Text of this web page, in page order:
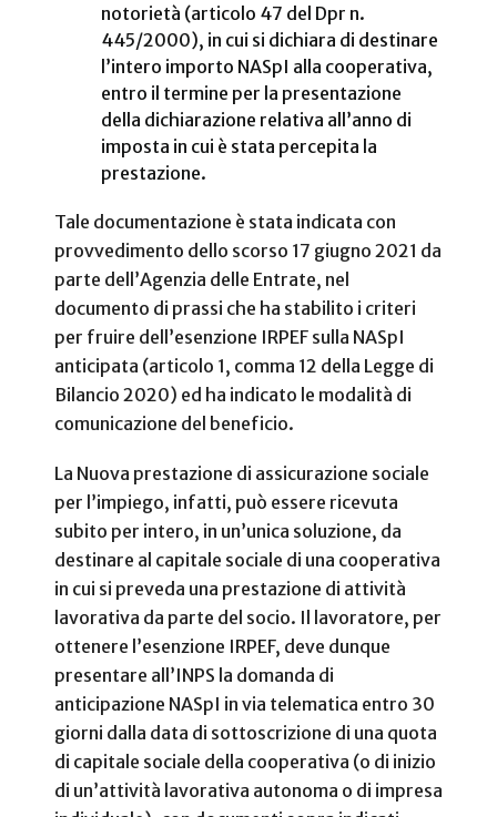
notorietà (articolo 47 del Dpr n.
445/2000), in cui si dichiara di destinare
l’intero importo NASpI alla cooperativa,
entro il termine per la presentazione
della dichiarazione relativa all’anno di
imposta in cui è stata percepita la
prestazione.
Tale documentazione è stata indicata con
provvedimento dello scorso 17 giugno 2021 da
parte dell’Agenzia delle Entrate, nel
documento di prassi che ha stabilito i criteri
per fruire dell’esenzione IRPEF sulla NASpI
anticipata (articolo 1, comma 12 della Legge di
Bilancio 2020) ed ha indicato le modalità di
comunicazione del beneficio.
La Nuova prestazione di assicurazione sociale
per l’impiego, infatti, può essere ricevuta
subito per intero, in un’unica soluzione, da
destinare al capitale sociale di una cooperativa
in cui si preveda una prestazione di attività
lavorativa da parte del socio. Il lavoratore, per
ottenere l’esenzione IRPEF, deve dunque
presentare all’INPS la domanda di
anticipazione NASpI in via telematica entro 30
giorni dalla data di sottoscrizione di una quota
di capitale sociale della cooperativa (o di inizio
di un’attività lavorativa autonoma o di impresa